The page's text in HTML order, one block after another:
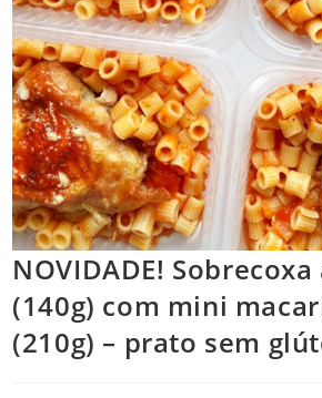
NOVIDADE! Sobrecoxa
(140g) com mini
(210g) – prato sem